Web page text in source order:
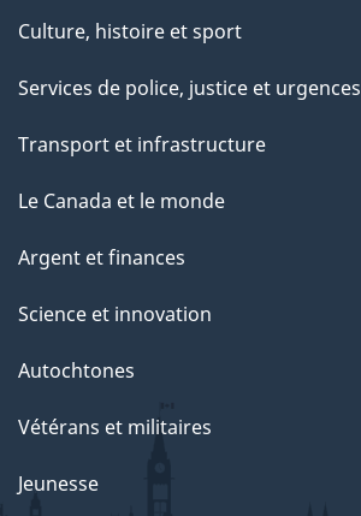
Culture, histoire et sport
Services de police, justice et urgences
Transport et infrastructure
Le Canada et le monde
Argent et finances
Science et innovation
Autochtones
Vétérans et militaires
Jeunesse